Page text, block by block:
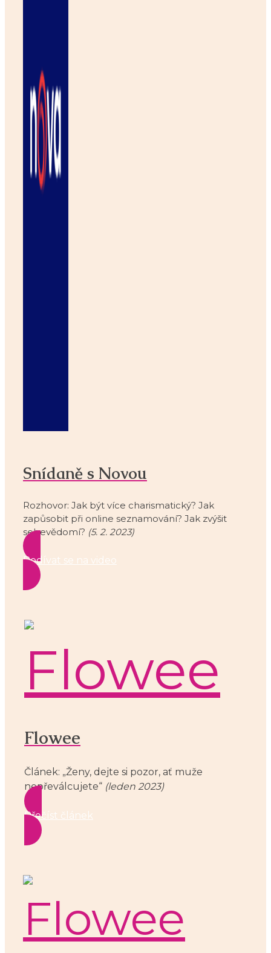
Snídaně s Novou
Rozhovor: Jak být více charismatický? Jak
zapůsobit při online seznamování? Jak zvýšit
sebevědomí? (5. 2. 2023)
Podívat se na video
Flowee
Článek: „Ženy, dejte si pozor, ať muže
nepřeválcujete“ (leden 2023)
Přečíst článek